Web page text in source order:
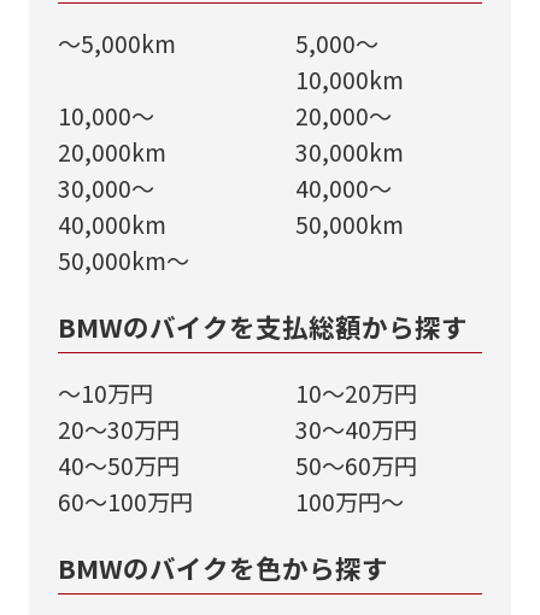
～5,000km
5,000～
10,000km
10,000～
20,000km
20,000～
30,000km
30,000～
40,000km
40,000～
50,000km
50,000km～
BMWのバイクを支払総額から探す
～10万円
10～20万円
20～30万円
30～40万円
40～50万円
50～60万円
60～100万円
100万円～
BMWのバイクを色から探す